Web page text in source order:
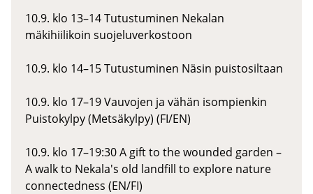
10.9. klo 13–14 Tutustuminen Nekalan
mäkihiilikoin suojeluverkostoon
10.9. klo 14–15 Tutustuminen Näsin puistosiltaan
10.9. klo 17–19 Vauvojen ja vähän isompienkin
Puistokylpy (Metsäkylpy) (FI/EN)
10.9. klo 17–19:30 A gift to the wounded garden –
A walk to Nekala's old landfill to explore nature
connectedness (EN/FI)